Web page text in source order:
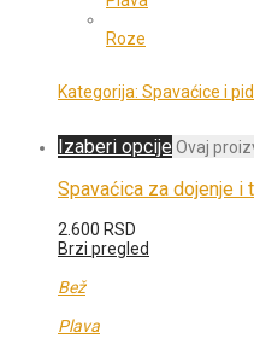
Roze
Kategorija: Spavaćice i
Izaberi opcije Ovaj
Spavaćica za dojenje i
2.600 RSD
Brzi pregled
Bež
Plava